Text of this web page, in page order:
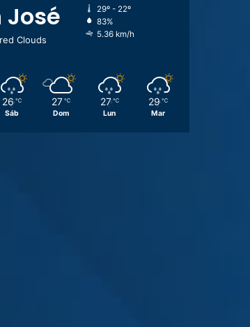
José
Clouds
29º - 22º
83%
5.36 km/h
26 ℃
Sáb
27 ℃
Dom
27 ℃
Lun
29 ℃
Mar